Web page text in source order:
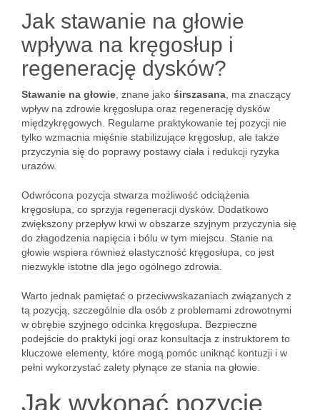
Jak stawanie na głowie
wpływa na kręgosłup i
regenerację dysków?
Stawanie na głowie , znane jako śirszasana , ma znaczący
wpływ na zdrowie kręgosłupa oraz regenerację dysków
międzykręgowych. Regularne praktykowanie tej pozycji nie
tylko wzmacnia mięśnie stabilizujące kręgosłup, ale także
przyczynia się do poprawy postawy ciała i redukcji ryzyka
urazów.
Odwrócona pozycja stwarza możliwość odciążenia
kręgosłupa, co sprzyja regeneracji dysków. Dodatkowo
zwiększony przepływ krwi w obszarze szyjnym przyczynia się
do złagodzenia napięcia i bólu w tym miejscu. Stanie na
głowie wspiera również elastyczność kręgosłupa, co jest
niezwykle istotne dla jego ogólnego zdrowia.
Warto jednak pamiętać o przeciwwskazaniach związanych z
tą pozycją, szczególnie dla osób z problemami zdrowotnymi
w obrębie szyjnego odcinka kręgosłupa. Bezpieczne
podejście do praktyki jogi oraz konsultacja z instruktorem to
kluczowe elementy, które mogą pomóc uniknąć kontuzji i w
pełni wykorzystać zalety płynące ze stania na głowie.
Jak wykonać pozycję